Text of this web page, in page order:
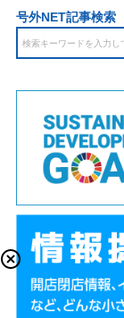
号外NET記事検索